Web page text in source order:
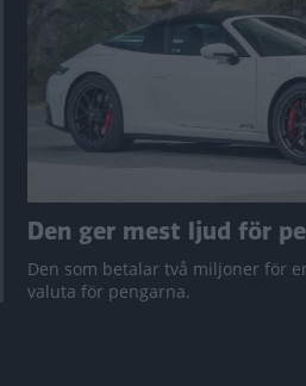
Den ger mest ljud för
Den som betalar två miljoner för
valuta för pengarna.